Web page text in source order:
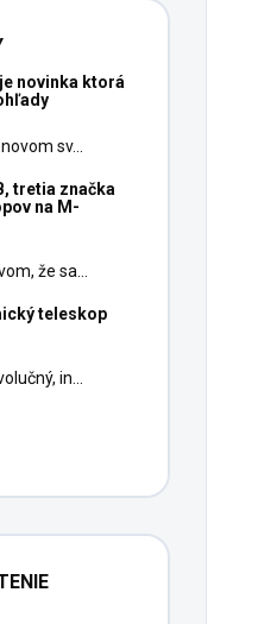
novinka ktorá
sv...
tretia značka
na M-
že sa...
teleskop
in...